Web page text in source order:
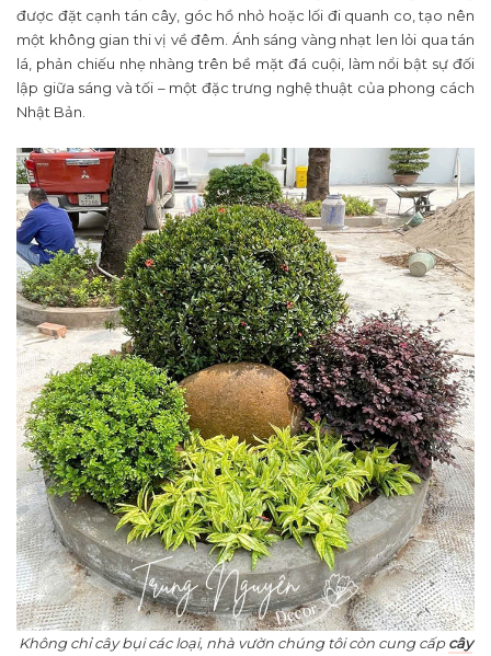
được đặt cạnh tán cây, góc hồ nhỏ hoặc lối đi quanh co, tạo nên
một không gian thi vị về đêm. Ánh sáng vàng nhạt len lỏi qua tán
lá, phản chiếu nhẹ nhàng trên bề mặt đá cuội, làm nổi bật sự đối
lập giữa sáng và tối – một đặc trưng nghệ thuật của phong cách
Nhật Bản.
Không chỉ cây bụi các loại, nhà vườn chúng tôi còn cung cấpcây